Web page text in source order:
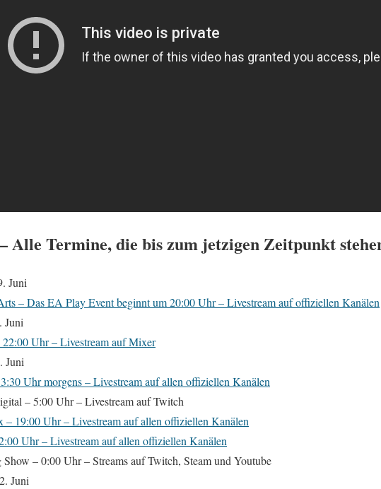
Alle Termine, die bis zum jetzigen Zeitpunkt
Juni
– Das EA Play Event beginnt um 20:00 Uhr – Livestream auf offiziellen Kanälen
Juni
Uhr – Livestream auf Mixer
Juni
Uhr morgens – Livestream auf allen offiziellen Kanälen
– 5:00 Uhr – Livestream auf Twitch
– 19:00 Uhr – Livestream auf allen offiziellen Kanälen
Uhr – Livestream auf allen offiziellen Kanälen
– 0:00 Uhr – Streams auf Twitch, Steam und Youtube
Juni